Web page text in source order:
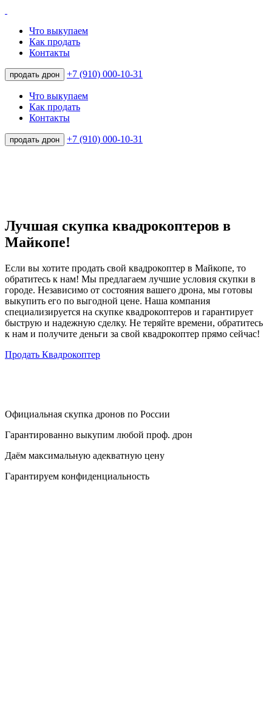
Что выкупаем
Как продать
Контакты
продать дрон +7 (910) 000-10-31
Что выкупаем
Как продать
Контакты
продать дрон +7 (910) 000-10-31
Лучшая скупка квадрокоптеров в
Майкопе!
Если вы хотите продать свой квадрокоптер в Майкопе, то
обратитесь к нам! Мы предлагаем лучшие условия скупки в
городе. Независимо от состояния вашего дрона, мы готовы
выкупить его по выгодной цене. Наша компания
специализируется на скупке квадрокоптеров и гарантирует
быструю и надежную сделку. Не теряйте времени, обратитесь
к нам и получите деньги за свой квадрокоптер прямо сейчас!
Продать Квадрокоптер
Официальная скупка дронов по России
Гарантированно выкупим любой проф. дрон
Даём максимальную адекватную цену
Гарантируем конфиденциальность